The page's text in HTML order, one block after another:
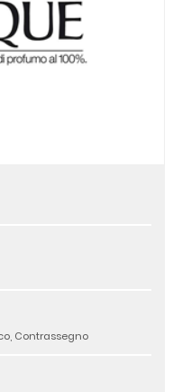
Contrassegno